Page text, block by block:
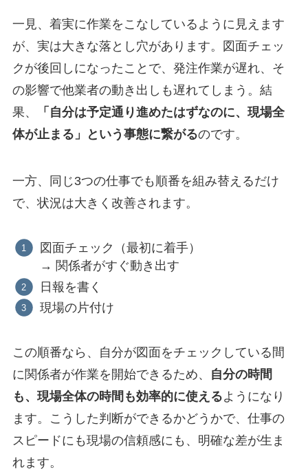
一見、着実に作業をこなしているように見えます
が、実は大きな落とし穴があります。図面チェッ
クが後回しになったことで、発注作業が遅れ、そ
の影響で他業者の動き出しも遅れてしまう。結
果、
「自分は予定通り進めたはずなのに、現場全
体が止まる」という事態に繋がるのです。
一方、同じ3つの仕事でも順番を組み替えるだけ
で、状況は大きく改善されます。
図面チェック（最初に着手）
→ 関係者がすぐ動き出す
日報を書く
現場の片付け
この順番なら、自分が図面をチェックしている間
に関係者が作業を開始できるため、
自分の時間
も、現場全体の時間も効率的に使えるようになり
ます。こうした判断ができるかどうかで、仕事の
スピードにも現場の信頼感にも、明確な差が生ま
れます。